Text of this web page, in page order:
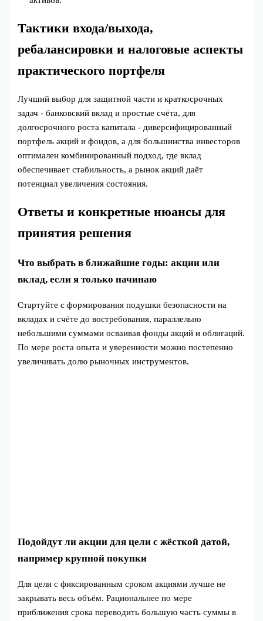
Тактики входа/выхода,
ребалансировки и налоговые аспекты
практического портфеля
Лучший выбор для защитной части и краткосрочных
задач - банковский вклад и простые счёта, для
долгосрочного роста капитала - диверсифицированный
портфель акций и фондов, а для большинства инвесторов
оптимален комбинированный подход, где вклад
обеспечивает стабильность, а рынок акций даёт
потенциал увеличения состояния.
Ответы и конкретные нюансы для
принятия решения
Что выбрать в ближайшие годы: акции или
вклад, если я только начинаю
Стартуйте с формирования подушки безопасности на
вкладах и счёте до востребования, параллельно
небольшими суммами осваивая фонды акций и облигаций.
По мере роста опыта и уверенности можно постепенно
увеличивать долю рыночных инструментов.
Подойдут ли акции для цели с жёсткой датой,
например крупной покупки
Для цели с фиксированным сроком акциями лучше не
закрывать весь объём. Рациональнее по мере
приближения срока переводить большую часть суммы в